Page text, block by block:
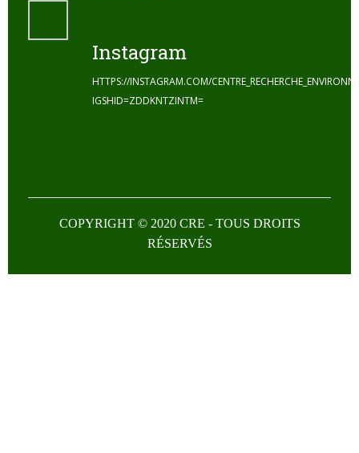
Instagram
HTTPS://INSTAGRAM.COM/
IGSHID=ZDDKNTZINTM=
COPYRIGHT © 2020 CRE - TOUS DROITS
RÉSERVÉS